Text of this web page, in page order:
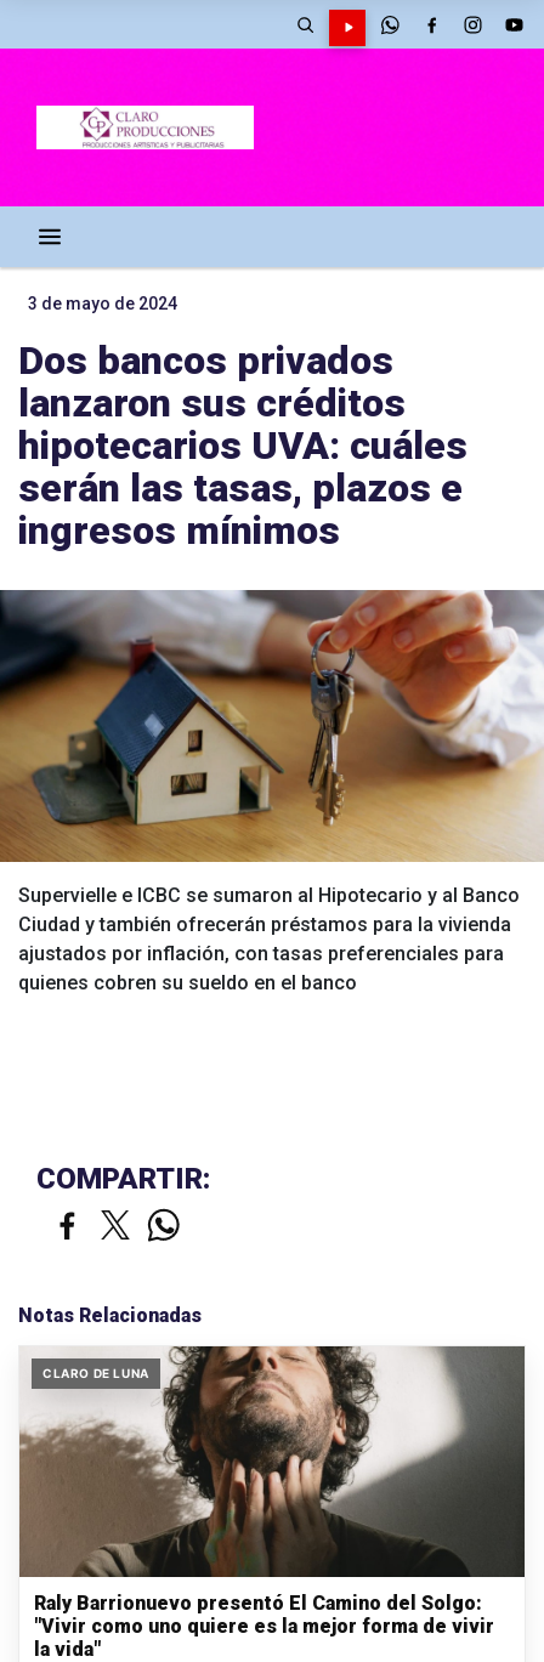
3 de mayo de 2024
Dos bancos privados
lanzaron sus créditos
hipotecarios UVA: cuáles
serán las tasas, plazos e
ingresos mínimos
Supervielle e ICBC se sumaron al Hipotecario y al Banco
Ciudad y también ofrecerán préstamos para la vivienda
ajustados por inflación, con tasas preferenciales para
quienes cobren su sueldo en el banco
COMPARTIR:
Notas Relacionadas
CLARO DE LUNA
Raly Barrionuevo presentó El Camino del Solgo:
"Vivir como uno quiere es la mejor forma de vivir
la vida"